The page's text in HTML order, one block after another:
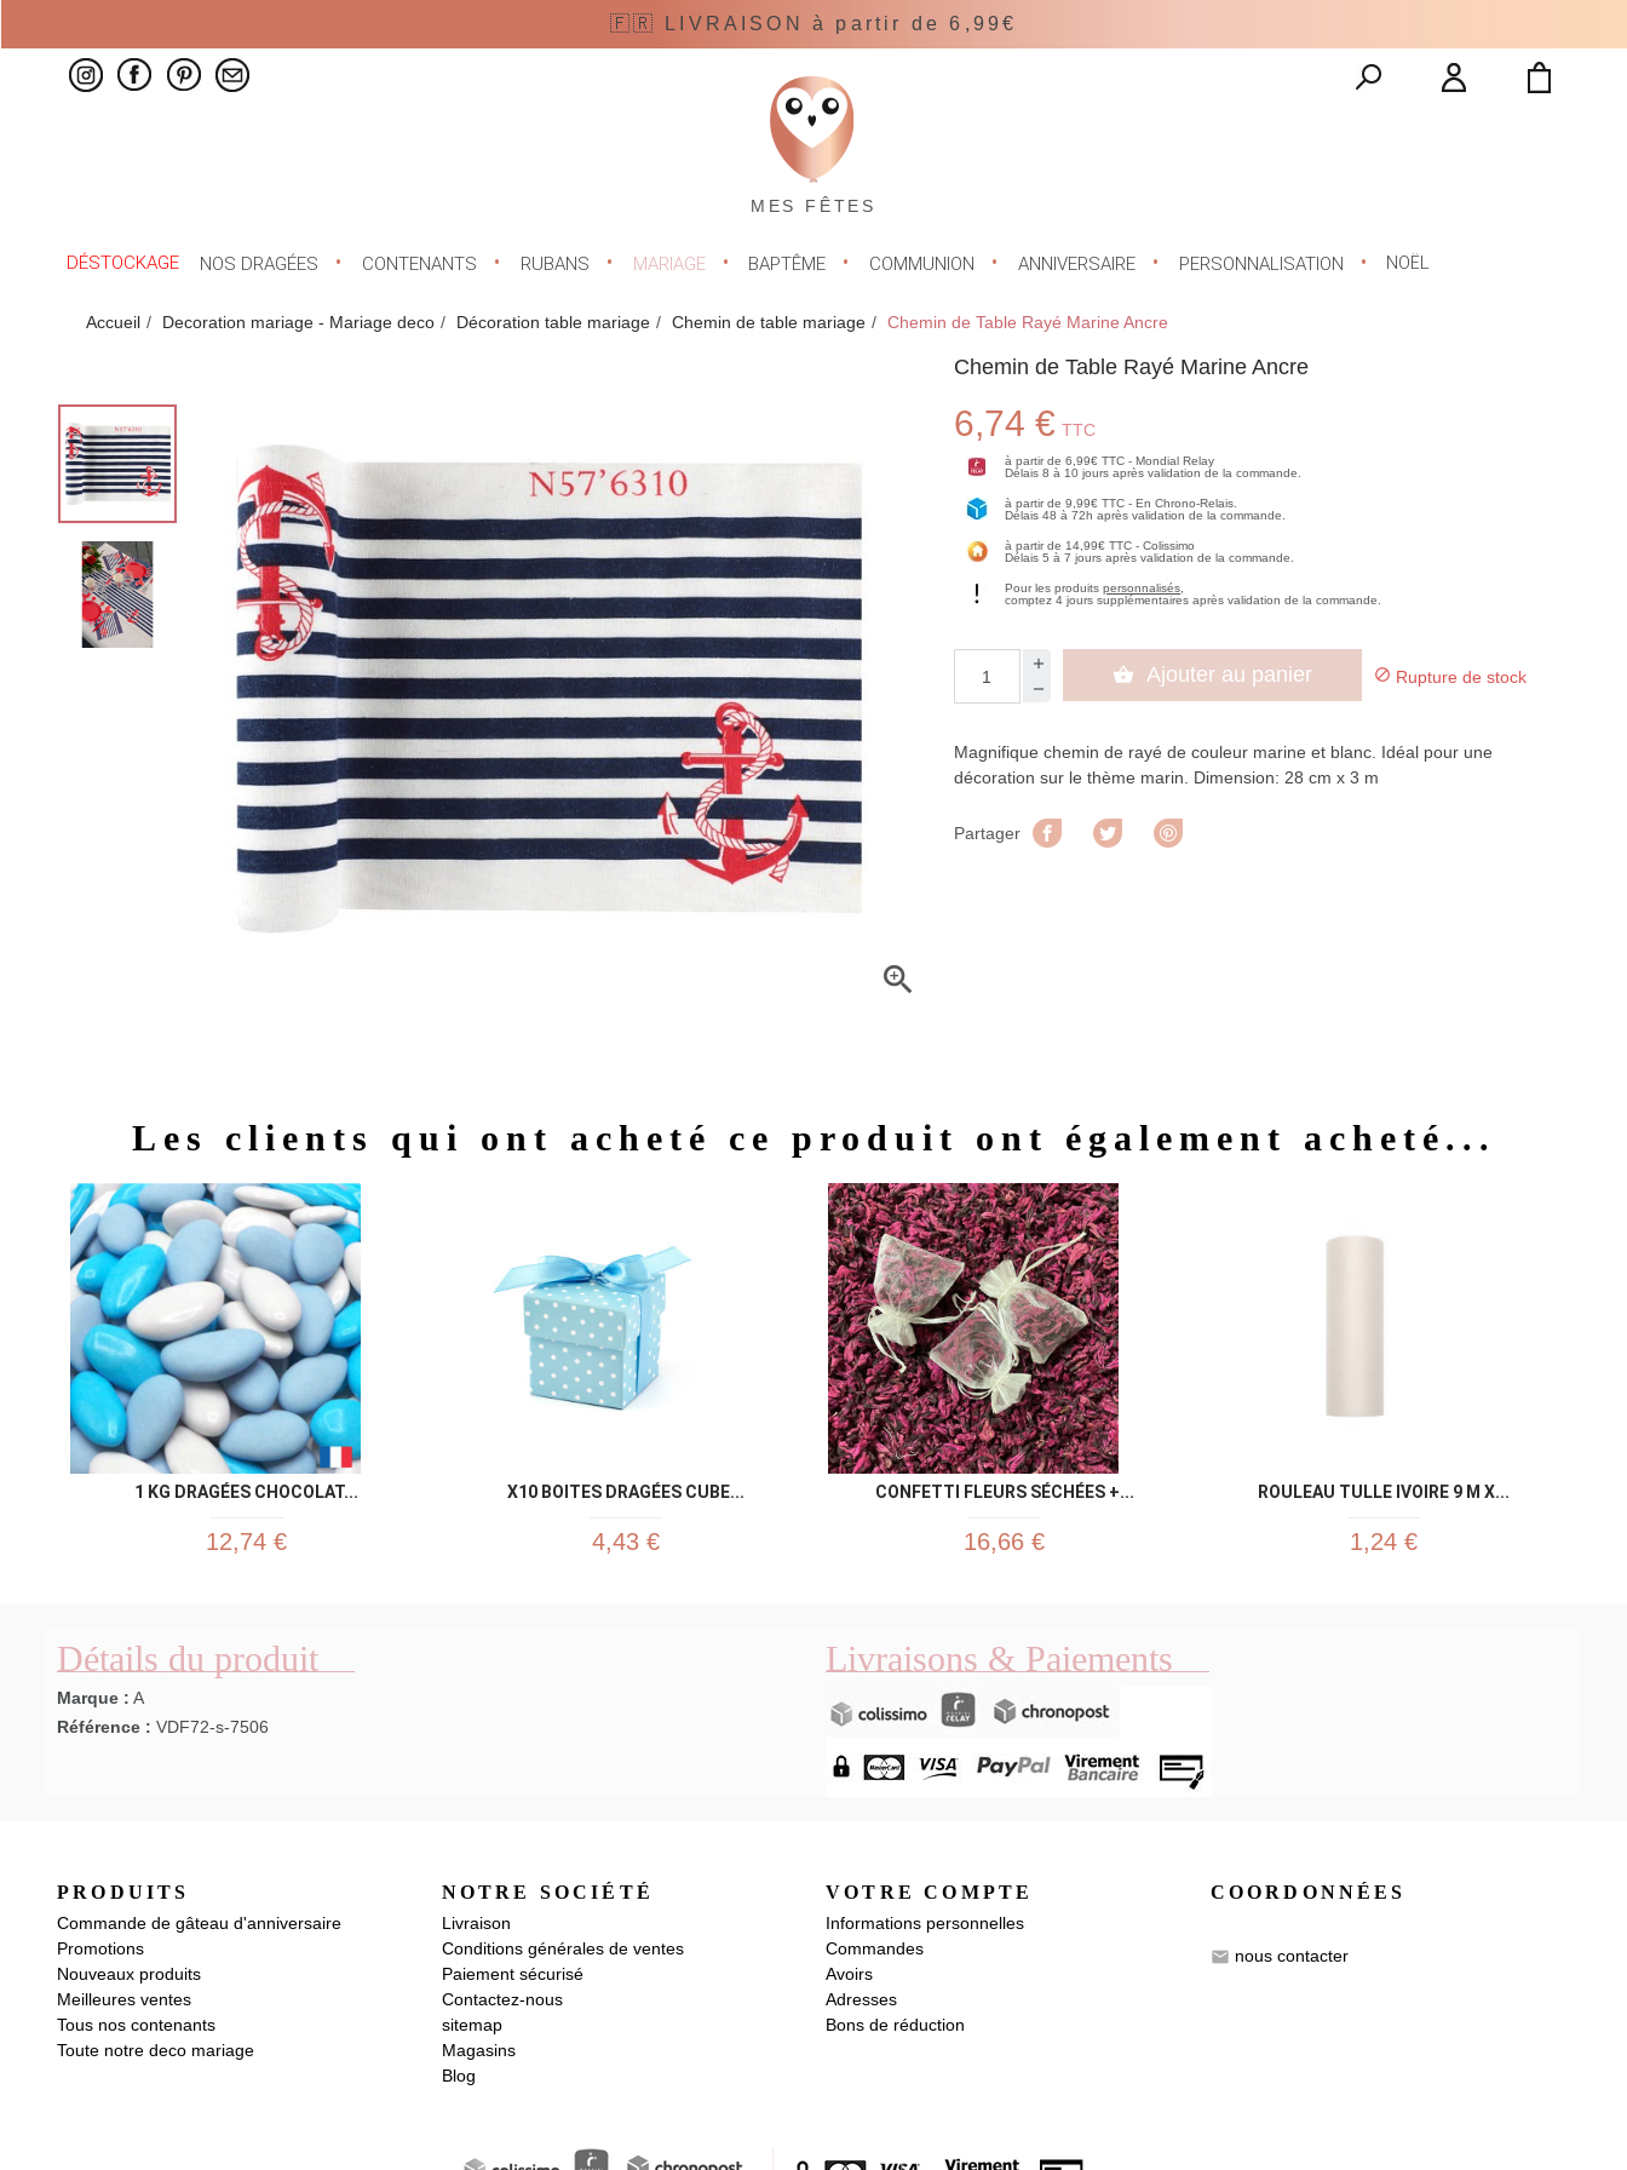
🇫🇷 LIVRAISON à partir de 6,99€
MES FÊTES
DÉSTOCKAGE NOS DRAGÉES CONTENANTS RUBANS MARIAGE BAPTÊME COMMUNION ANNIVERSAIRE PERSONNALISATION NOËL
Accueil Decoration mariage - Mariage deco Décoration table mariage Chemin de table mariage Chemin de Table Rayé Marine Ancre

Chemin de Table Rayé Marine Ancre
6,74 € TTC
à partir de 6,99€ TTC - Mondial Relay
Délais 8 à 10 jours après validation de la commande.
à partir de 9,99€ TTC - En Chrono-Relais.
Délais 48 à 72h après validation de la commande.
à partir de 14,99€ TTC - Colissimo
Délais 5 à 7 jours après validation de la commande.
Pour les produitspersonnalisés
comptez 4 jours supplémentaires après validation de la commande.
 Ajouter au panier  Rupture de stock
Magnifique chemin de rayé de couleur marine et blanc. Idéal pour une
décoration sur le thème marin. Dimension: 28 cm x 3 m
Partager Partager Tweet
Les clients qui ont acheté ce produit ont également acheté...
1 KG DRAGÉES CHOCOLAT...
12,74 €
X10 BOITES DRAGÉES CUBE...
4,43 €
Aperçu rapide
CONFETTI FLEURS SÉCHÉES +...
16,66 €
ROULEAU TULLE IVOIRE 9 M X...
1,24 €
Détails du produit
Marque : A
Référence : VDF72-s-7506
Livraisons & Paiements
PRODUITS
Commande de gâteau d'anniversaire
Promotions
Nouveaux produits
Meilleures ventes
Tous nos contenants
Toute notre deco mariage
NOTRE SOCIÉTÉ
Livraison
Conditions générales de ventes
Paiement sécurisé
Contactez-nous
sitemap
Magasins
Blog
VOTRE COMPTE
Informations personnelles
Commandes
Avoirs
Adresses
Bons de réduction
COORDONNÉES
email nous contacter